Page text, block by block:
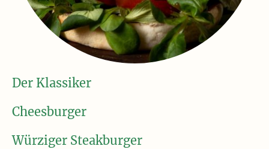
Der Klassiker
Cheesburger
Würziger Steakburger